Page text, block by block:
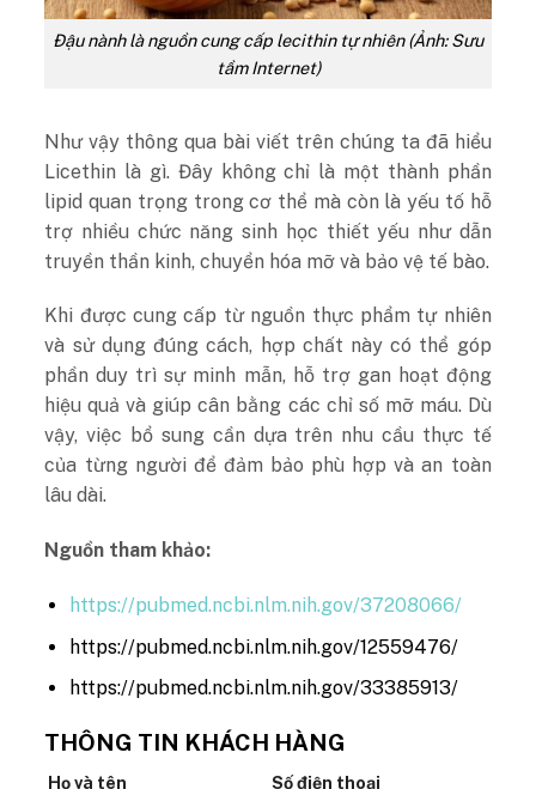
Đậu nành là nguồn cung cấp lecithin tự nhiên (Ảnh: Sưu
tầm Internet)
Như vậy thông qua bài viết trên chúng ta đã hiểu
Licethin là gì. Đây không chỉ là một thành phần
lipid quan trọng trong cơ thể mà còn là yếu tố hỗ
trợ nhiều chức năng sinh học thiết yếu như dẫn
truyền thần kinh, chuyển hóa mỡ và bảo vệ tế bào.
Khi được cung cấp từ nguồn thực phẩm tự nhiên
và sử dụng đúng cách, hợp chất này có thể góp
phần duy trì sự minh mẫn, hỗ trợ gan hoạt động
hiệu quả và giúp cân bằng các chỉ số mỡ máu. Dù
vậy, việc bổ sung cần dựa trên nhu cầu thực tế
của từng người để đảm bảo phù hợp và an toàn
lâu dài.
Nguồn tham khảo:
https://pubmed.ncbi.nlm.nih.gov/37208066/
https://pubmed.ncbi.nlm.nih.gov/12559476/
https://pubmed.ncbi.nlm.nih.gov/33385913/
THÔNG TIN KHÁCH HÀNG
Họ và tên Số điện thoại